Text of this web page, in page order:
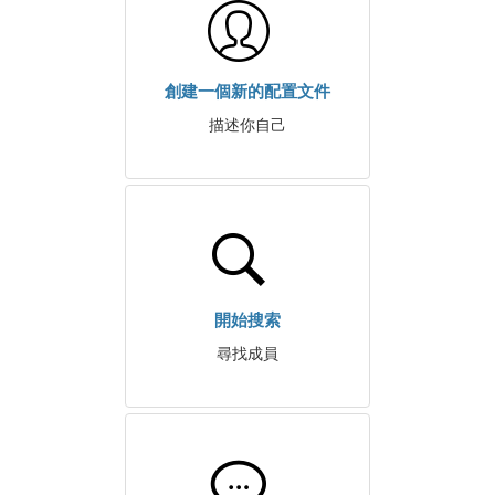
創建一個新的配置文件
描述你自己
開始搜索
尋找成員